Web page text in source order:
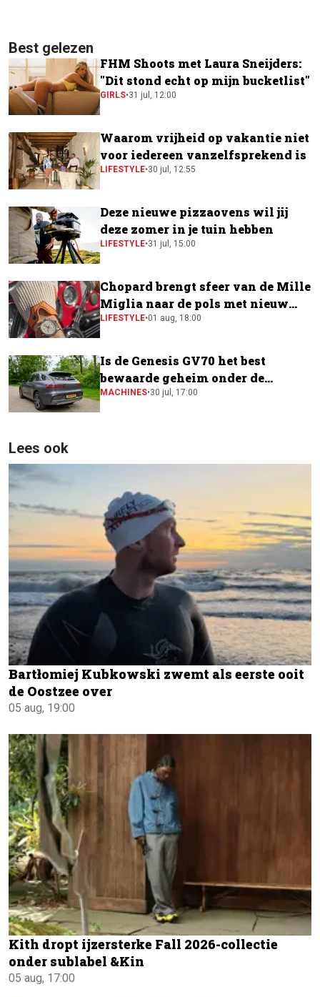
Best gelezen
FHM Shoots met Laura Sneijders:
"Dit stond echt op mijn bucketlist"
GIRLS•31 jul, 12:00
Waarom vrijheid op vakantie niet
voor iedereen vanzelfsprekend is
LIFESTYLE•30 jul, 12:55
Deze nieuwe pizzaovens wil jij
deze zomer in je tuin hebben
LIFESTYLE•31 jul, 15:00
Chopard brengt sfeer van de Mille
Miglia naar de pols met nieuw
horloge
LIFESTYLE•01 aug, 18:00
Is de Genesis GV70 het best
bewaarde geheim onder de
elektrische SUV's?
MACHINES•30 jul, 17:00
Lees ook
Bartłomiej Kubkowski zwemt als eerste ooit
de Oostzee over
05 aug, 19:00
Kith dropt ijzersterke Fall 2026-collectie
onder sublabel &Kin
05 aug, 17:00